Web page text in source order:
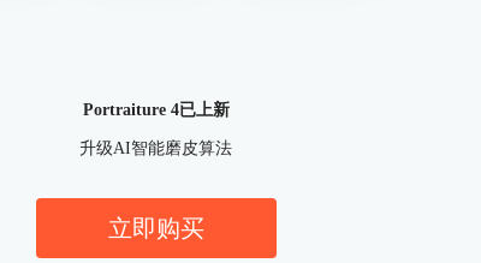
Portraiture 4已上新
升级AI智能磨皮算法
立即购买